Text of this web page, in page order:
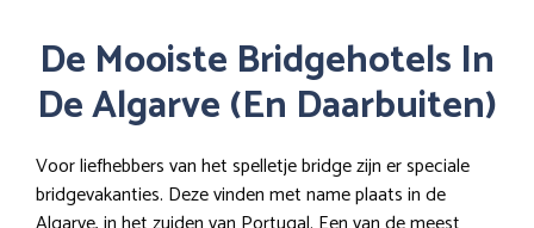
De Mooiste Bridgehotels In
De Algarve(en Daarbuiten)
Voor liefhebbers van het spelletje bridge zijn er speciale
bridgevakanties. Deze vinden met name plaats in de